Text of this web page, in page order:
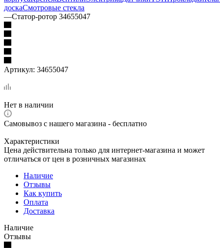
доскаСмотровые стекла
—Статор-ротор 34655047
Артикул: 34655047
Нет в наличии
Самовывоз с нашего магазина - бесплатно
Характеристики
Цена действительна только для интернет-магазина и может
отличаться от цен в розничных магазинах
Наличие
Отзывы
Как купить
Оплата
Доставка
Наличие
Отзывы